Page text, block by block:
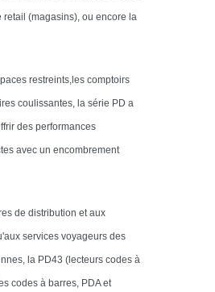
retail (magasins), ou encore la
restreints,les comptoirs
coulissantes, la série PD a
des performances
avec un encombrement
de distribution et aux
services voyageurs des
la PD43 (lecteurs codes à
codes à barres, PDA et